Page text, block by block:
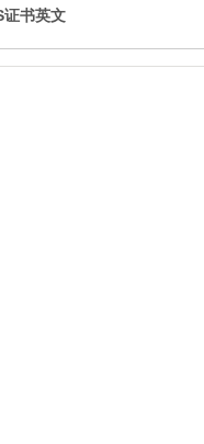
证书英文